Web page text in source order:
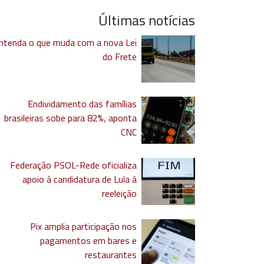
Últimas notícias
o que muda com a nova Lei
do Frete
Endividamento das famílias
brasileiras sobe para 82%, aponta
CNC
Federação PSOL-Rede oficializa
apoio à candidatura de Lula à
reeleição
Pix amplia participação nos
pagamentos em bares e
restaurantes